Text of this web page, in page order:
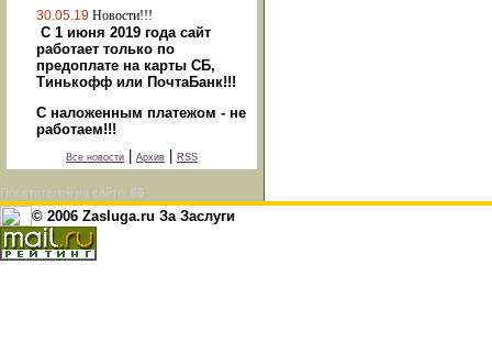
30.05.19 Новости!!!
С 1 июня 2019 года сайт
работает только по
предоплате на карты СБ,
Тинькофф или ПочтаБанк!!!
С наложенным платежом - не
работаем!!!
Все новости Архив RSS
Посетителей на сайте: 66
© 2006 Zasluga.ru За Заслуги